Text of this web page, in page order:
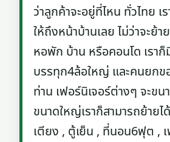
ว่าลูกค้าจะอยู่ที่ไหน ทั่วไทย เ
ให้ถึงหน้าบ้านเลย ไม่ว่าจะย้
หอพัก บ้าน หรือคอนโด เรา
บรรทุก4ล้อใหญ่ และคนยกข
ท่าน เฟอร์นิเจอร์ต่างๆ จะขน
ขนาดใหญ่เราก็สามารถย้ายไ
เตียง , ตู้เย็น , ที่นอน6ฟุต ,